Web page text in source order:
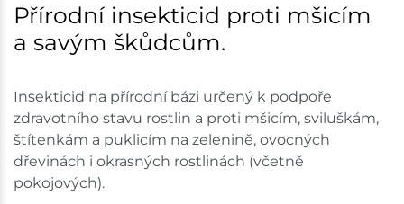
Přírodní insekticid proti mšicím
a savým škůdcům.
Insekticid na přírodní bázi určený k podpoře
zdravotního stavu rostlin a proti mšicím, sviluškám,
štítenkám a puklicím na zelenině, ovocných
dřevinách i okrasných rostlinách (včetně
pokojových).